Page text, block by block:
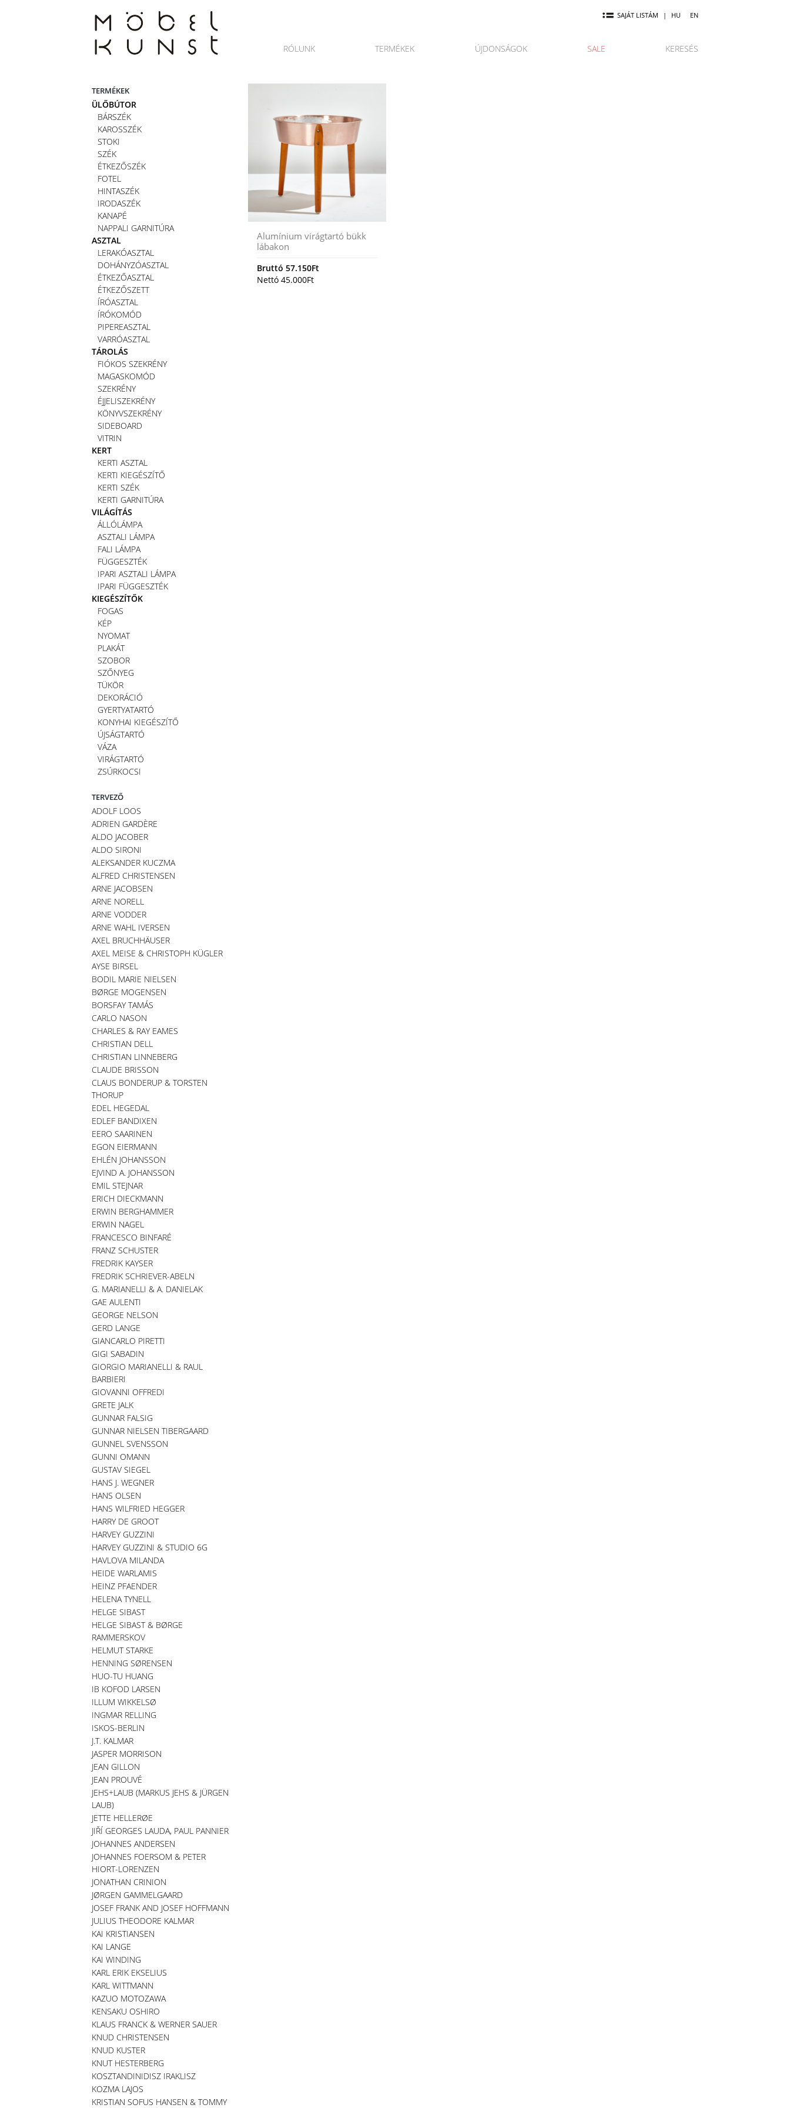
SAJÁT LISTÁM | HU EN
RÓLUNK TERMÉKEK ÚJDONSÁGOK SALE KERESÉS
TERMÉKEK
ÜLŐBÚTOR
BÁRSZÉK
KAROSSZÉK
STOKI
SZÉK
ÉTKEZŐSZÉK
FOTEL
HINTASZÉK
IRODASZÉK
KANAPÉ
NAPPALI GARNITÚRA
ASZTAL
LERAKÓASZTAL
DOHÁNYZÓASZTAL
ÉTKEZŐASZTAL
ÉTKEZŐSZETT
ÍRÓASZTAL
ÍRÓKOMÓD
PIPEREASZTAL
VARRÓASZTAL
TÁROLÁS
FIÓKOS SZEKRÉNY
MAGASKOMÓD
SZEKRÉNY
ÉJJELISZEKRÉNY
KÖNYVSZEKRÉNY
SIDEBOARD
VITRIN
KERT
KERTI ASZTAL
KERTI KIEGÉSZÍTŐ
KERTI SZÉK
KERTI GARNITÚRA
VILÁGÍTÁS
ÁLLÓLÁMPA
ASZTALI LÁMPA
FALI LÁMPA
FÜGGESZTÉK
IPARI ASZTALI LÁMPA
IPARI FÜGGESZTÉK
KIEGÉSZÍTŐK
FOGAS
KÉP
NYOMAT
PLAKÁT
SZOBOR
SZŐNYEG
TÜKÖR
DEKORÁCIÓ
GYERTYATARTÓ
KONYHAI KIEGÉSZÍTŐ
ÚJSÁGTARTÓ
VÁZA
VIRÁGTARTÓ
ZSÚRKOCSI
TERVEZŐ
ADOLF LOOS
ADRIEN GARDÈRE
ALDO JACOBER
ALDO SIRONI
ALEKSANDER KUCZMA
ALFRED CHRISTENSEN
ARNE JACOBSEN
ARNE NORELL
ARNE VODDER
ARNE WAHL IVERSEN
AXEL BRUCHHÄUSER
AXEL MEISE & CHRISTOPH KÜGLER
AYSE BIRSEL
BODIL MARIE NIELSEN
BØRGE MOGENSEN
BORSFAY TAMÁS
CARLO NASON
CHARLES & RAY EAMES
CHRISTIAN DELL
CHRISTIAN LINNEBERG
CLAUDE BRISSON
CLAUS BONDERUP & TORSTEN
THORUP
EDEL HEGEDAL
EDLEF BANDIXEN
EERO SAARINEN
EGON EIERMANN
EHLÉN JOHANSSON
EJVIND A. JOHANSSON
EMIL STEJNAR
ERICH DIECKMANN
ERWIN BERGHAMMER
ERWIN NAGEL
FRANCESCO BINFARÉ
FRANZ SCHUSTER
FREDRIK KAYSER
FREDRIK SCHRIEVER-ABELN
G. MARIANELLI & A. DANIELAK
GAE AULENTI
GEORGE NELSON
GERD LANGE
GIANCARLO PIRETTI
GIGI SABADIN
GIORGIO MARIANELLI & RAUL
BARBIERI
GIOVANNI OFFREDI
GRETE JALK
GUNNAR FALSIG
GUNNAR NIELSEN TIBERGAARD
GUNNEL SVENSSON
GUNNI OMANN
GUSTAV SIEGEL
HANS J. WEGNER
HANS OLSEN
HANS WILFRIED HEGGER
HARRY DE GROOT
HARVEY GUZZINI
HARVEY GUZZINI & STUDIO 6G
HAVLOVA MILANDA
HEIDE WARLAMIS
HEINZ PFAENDER
HELENA TYNELL
HELGE SIBAST
HELGE SIBAST & BØRGE
RAMMERSKOV
HELMUT STARKE
HENNING SØRENSEN
HUO-TU HUANG
IB KOFOD LARSEN
ILLUM WIKKELSØ
INGMAR RELLING
ISKOS-BERLIN
J.T. KALMAR
JASPER MORRISON
JEAN GILLON
JEAN PROUVÉ
JEHS+LAUB (MARKUS JEHS & JÜRGEN
LAUB)
JETTE HELLERØE
JIŘÍ GEORGES LAUDA, PAUL PANNIER
JOHANNES ANDERSEN
JOHANNES FOERSOM & PETER
HIORT-LORENZEN
JONATHAN CRINION
JØRGEN GAMMELGAARD
JOSEF FRANK AND JOSEF HOFFMANN
JULIUS THEODORE KALMAR
KAI KRISTIANSEN
KAI LANGE
KAI WINDING
KARL ERIK EKSELIUS
KARL WITTMANN
KAZUO MOTOZAWA
KENSAKU OSHIRO
KLAUS FRANCK & WERNER SAUER
KNUD CHRISTENSEN
KNUD KUSTER
KNUT HESTERBERG
KOSZTANDINIDISZ IRAKLISZ
KOZMA LAJOS
KRISTIAN SOFUS HANSEN & TOMMY
Alumínium virágtartó bükk
lábakon
Bruttó 57.150Ft
Nettó 45.000Ft